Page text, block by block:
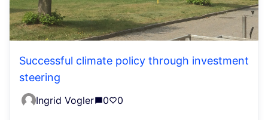
Successful climate policy through investment
steering
Ingrid Vogler 0 0